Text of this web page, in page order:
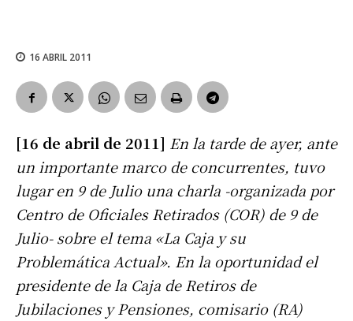
16 ABRIL 2011
[16 de abril de 2011] En la tarde de ayer, ante
un importante marco de concurrentes, tuvo
lugar en 9 de Julio una charla -organizada por
Centro de Oficiales Retirados (COR) de 9 de
Julio- sobre el tema «La Caja y su
Problemática Actual». En la oportunidad el
presidente de la Caja de Retiros de
Jubilaciones y Pensiones, comisario (RA)